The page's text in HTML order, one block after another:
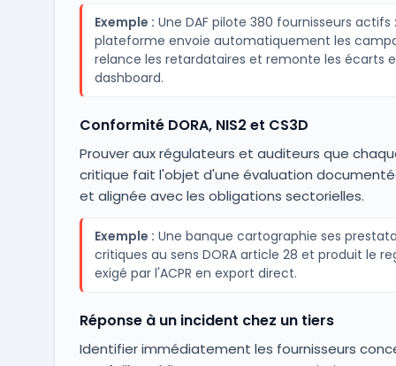
Exemple : Une DAF pilote 380 fournisseurs actifs
plateforme envoie automatiquement les
relance les retardataires et remonte les écarts
dashboard.
Conformité DORA, NIS2 et CS3D
Prouver aux régulateurs et auditeurs que
critique fait l'objet d'une évaluation
et alignée avec les obligations sectorielles.
Exemple : Une banque cartographie ses
critiques au sens DORA article 28 et produit le
exigé par l'ACPR en export direct.
Réponse à un incident chez un tiers
Identifier immédiatement les fournisseurs